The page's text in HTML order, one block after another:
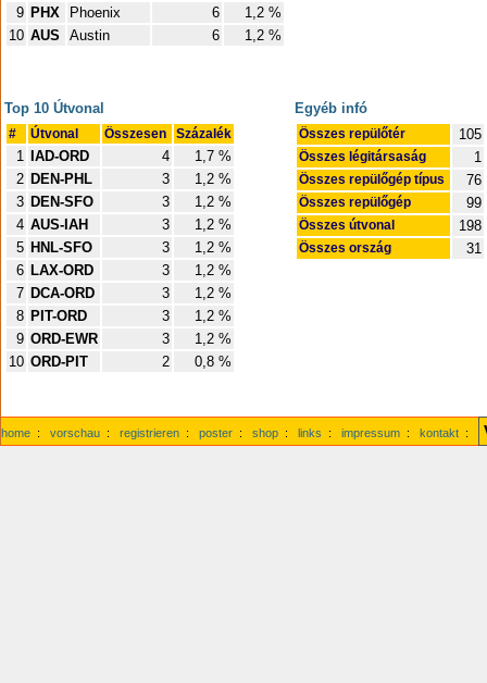
9 PHX Phoenix 6
1,2 %
10 AUS Austin 6 1,2 %
Top 10 Útvonal
# Útvonal Összesen Százalék
1 IAD-ORD 4
1,7 %
2 DEN-PHL 3
1,2 %
3 DEN-SFO 3
1,2 %
4 AUS-IAH 3
1,2 %
5 HNL-SFO 3
1,2 %
6 LAX-ORD 3
1,2 %
7 DCA-ORD 3
1,2 %
8 PIT-ORD 3
1,2 %
9 ORD-EWR 3
1,2 %
10 ORD-PIT 2 0,8 %
Egyéb infó
Összes repülőtér 105
Összes légitársaság 1
Összes repülőgép típus 76
Összes repülőgép 99
Összes útvonal 198
Összes ország 31
home : vorschau : registrieren : poster : shop : links : impressum : kontakt :